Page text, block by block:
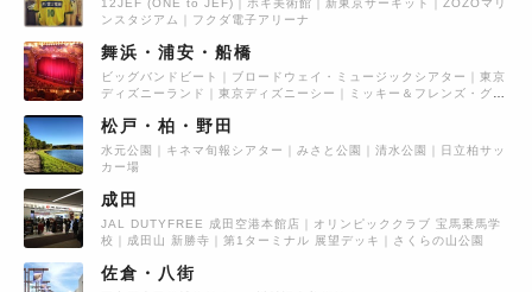
12JEF (ONE to JEF) ホキ美術館 新東京サーキット
ZOZOマリ
ンスタジアム
フクダ電子アリーナ
舞浜・浦安・船橋
ビッグバンドビート ブロードウェイ・ミュージックシアター
東京
ディズニーランド
東京ディズニーシー
ミッキー＆フレンズ・グリ
松戸・柏・野田
水元公園 キネマ旬報シアター みさと公園 清水公園
日立柏サッ
カー場
成田
JAL DUTYFREE 成田空港本館店
オリンピッククラブ 宝馬乗馬学
校
成田山 新勝寺 第1ターミナル 展望デッキ さくらの山公園
佐倉・八街